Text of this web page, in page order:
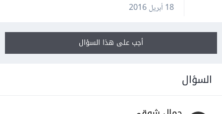
18 أبريل 2016
أجب على هذا السؤال
السؤال